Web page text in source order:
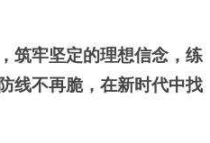
筑牢坚定的理想信念，练
线不再脆，在新时代中找